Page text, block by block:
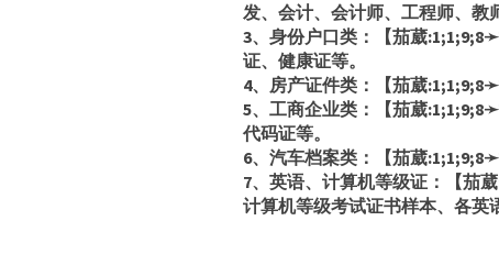
发、会计、会计师、工程师、教
3、身份户口类：【茄葳
证、健康证等。
4、房产证件类：【茄葳
5、工商企业类：【茄葳
代码证等。
6、汽车档案类：【茄葳
7、英语、计算机等级证：【茄
计算机等级考试证书样本、各英